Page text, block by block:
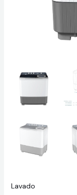
Lavado